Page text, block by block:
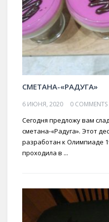
СМЕТАНА-«РАДУГА»
6 ИЮНЯ, 2020 0 COMMENTS
Сегодня предложу вам
сметана-«Радуга». Этот
разработан к Олимпиаде
проходила в ...